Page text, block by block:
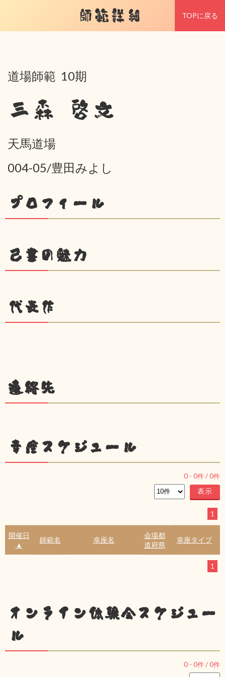
師範詳細 TOPに戻る
道場師範 10期
三森 啓文
天馬道場
004-05/豊田みよし
プロフィール
己書の魅力
代表作
連絡先
幸座スケジュール
0 - 0件 /0件
1
開催日
▲
師範名 幸座名
会場都
道府県
幸座タイプ
1
オンライン体験会スケジュー
ル
0 - 0件 /0件